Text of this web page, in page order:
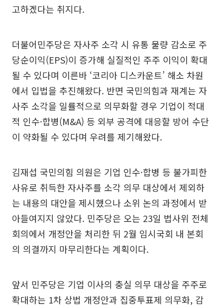
고하겠다는 취지다.
더불어민주당은 자사주 소각 시 유통 물량 감소로 주
당순이익(EPS)이 증가해 실질적인 주주 이익이 확대
될 수 있다며 이른바 ‘코리아 디스카운트’ 해소 차원
에서 입법을 추진해왔다. 반면 국민의힘과 재계는 자
사주 소각을 일률적으로 의무화할 경우 기업이 적대
적 인수·합병(M&A) 등 외부 공격에 대응할 방어 수단
이 약화될 수 있다며 우려를 제기해왔다.
김재섭 국민의힘 의원은 기업 인수·합병 등 불가피한
사유로 취득한 자사주를 소각 의무 대상에서 제외하
는 내용의 대안을 제시했으나 소위 논의 과정에서 받
아들여지지 않았다. 민주당은 오는 23일 법사위 전체
회의에서 개정안을 처리한 뒤 2월 임시국회 내 본회
의 의결까지 마무리한다는 계획이다.
앞서 민주당은 기업 이사의 충실 의무 대상을 주주로
확대하는 1차 상법 개정안과 집중투표제 의무화, 감